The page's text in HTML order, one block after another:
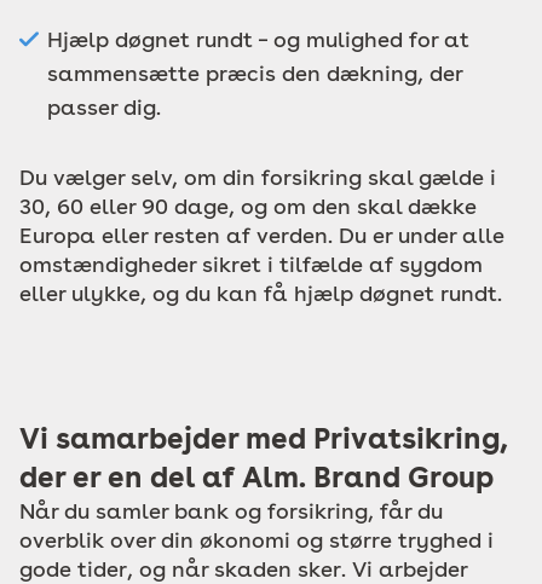
Hjælp døgnet rundt – og mulighed for at
sammensætte præcis den dækning, der
passer dig.
Du vælger selv, om din forsikring skal gælde i
30, 60 eller 90 dage, og om den skal dække
Europa eller resten af verden. Du er under alle
omstændigheder sikret i tilfælde af sygdom
eller ulykke, og du kan få hjælp døgnet rundt.
Vi samarbejder med Privatsikring,
der er en del af Alm. Brand Group
Når du samler bank og forsikring, får du
overblik over din økonomi og større tryghed i
gode tider, og når skaden sker. Vi arbejder